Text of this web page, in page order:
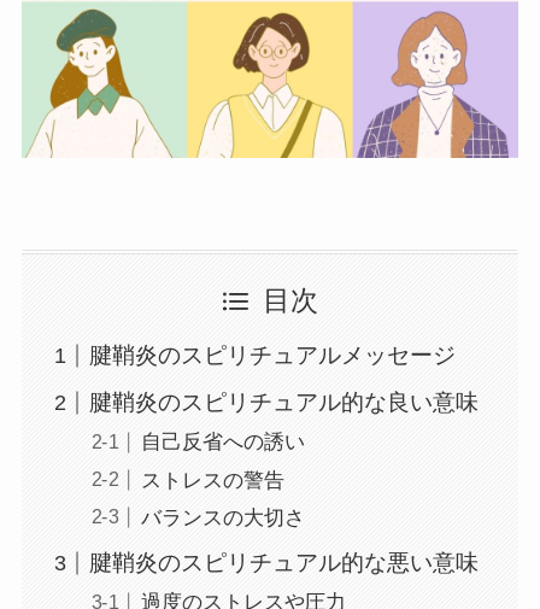
目次
腱鞘炎のスピリチュアルメッセージ
腱鞘炎のスピリチュアル的な良い意味
自己反省への誘い
ストレスの警告
バランスの大切さ
腱鞘炎のスピリチュアル的な悪い意味
過度のストレスや圧力